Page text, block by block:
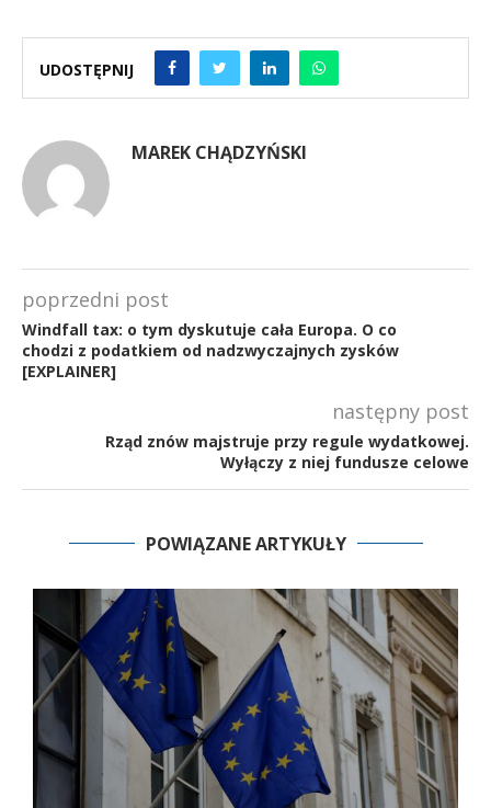
UDOSTĘPNIJ
MAREK CHĄDZYŃSKI
poprzedni post
Windfall tax: o tym dyskutuje cała Europa. O co
chodzi z podatkiem od nadzwyczajnych zysków
[EXPLAINER]
następny post
Rząd znów majstruje przy regule wydatkowej.
Wyłączy z niej fundusze celowe
POWIĄZANE ARTYKUŁY